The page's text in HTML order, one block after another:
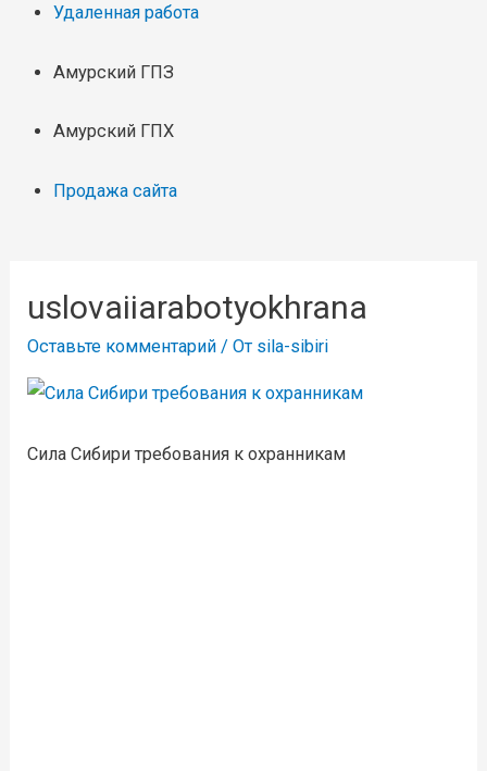
Удаленная работа
Амурский ГПЗ
Амурский ГПХ
Продажа сайта
uslovaiiarabotyokhrana
Оставьте комментарий / От sila-sibiri
Сила Сибири требования к охранникам